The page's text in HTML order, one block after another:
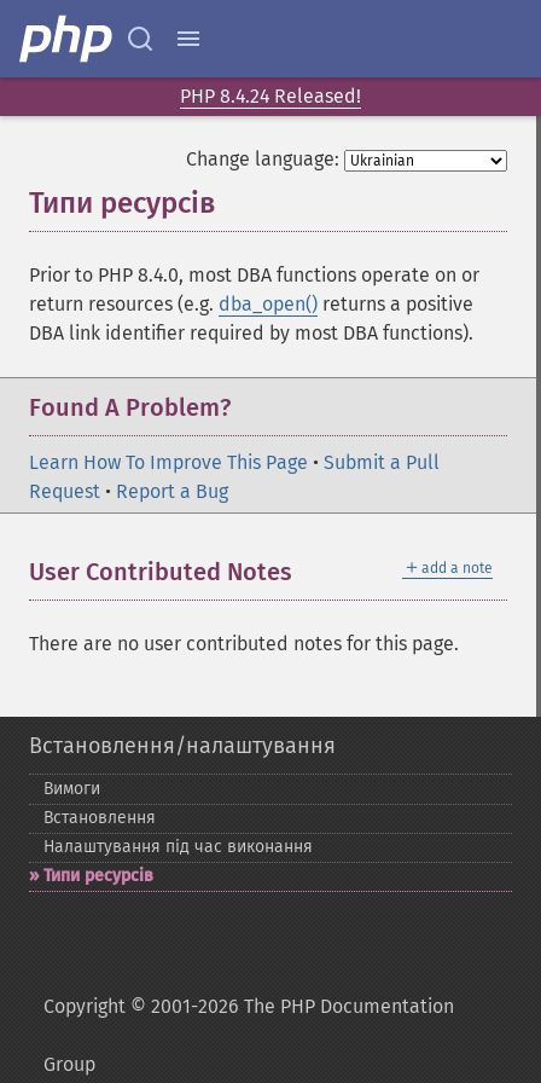
PHP 8.4.24 Released!
Change language:
Типи ресурсів
Prior to PHP 8.4.0, most DBA functions operate on or
return resources (e.g. dba_open() returns a positive
DBA link identifier required by most DBA functions).
Found A Problem?
Learn How To Improve This Page • Submit a Pull
Request • Report a Bug
＋ add a note
User Contributed Notes
There are no user contributed notes for this page.
Встановлення/налаштування
Вимоги
Встановлення
Налаштування під час виконання
Типи ресурсів
Copyright © 2001-2026 The PHP Documentation
Group